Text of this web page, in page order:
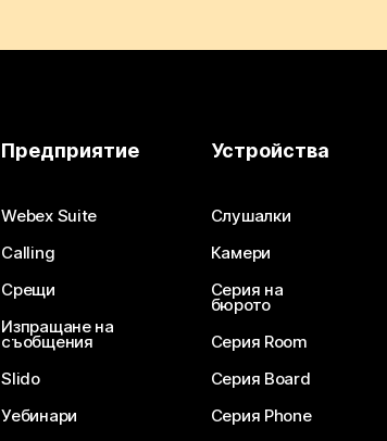
Предприятие
Webex Suite
Calling
Срещи
Изпращане на
съобщения
Slido
Уебинари
Устройства
Слушалки
Камери
Серия на
бюрото
Серия Room
Серия Board
Серия Phone